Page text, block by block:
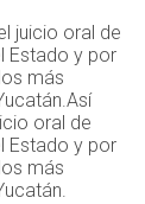
juicio oral de
Estado y por
más
oral de
Estado y por
más